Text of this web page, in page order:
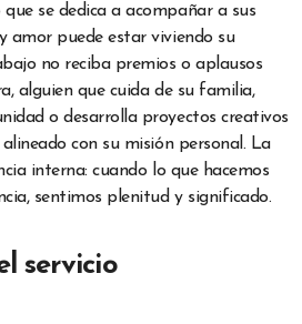
se dedica a acompañar a sus
amor puede estar viviendo su
no reciba premios o aplausos
alguien que cuida de su familia,
o desarrolla proyectos creativos
con su misión personal. La
interna: cuando lo que hacemos
sentimos plenitud y significado.
servicio